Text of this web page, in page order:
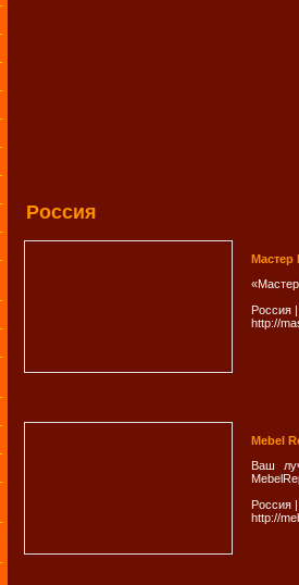
Россия
Мастер
Россия |
http://
Mebel
Ваш
Россия |
http://